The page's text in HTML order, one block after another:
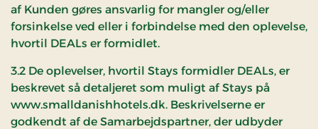
af Kunden gøres ansvarlig for mangler og/eller
forsinkelse ved eller i forbindelse med den oplevelse,
hvortil DEALs er formidlet.
3.2 De oplevelser, hvortil Stays formidler DEALs, er
beskrevet så detaljeret som muligt af Stays på
www.smalldanishhotels.dk. Beskrivelserne er
godkendt af de Samarbejdspartner, der udbyder